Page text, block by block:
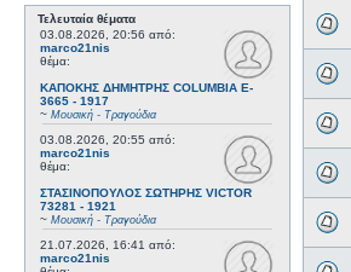
Τελευταία θέματα
03.08.2026, 20:56 από:
marco21nis
θέμα:
ΚΑΠΟΚΗΣ ΔΗΜΗΤΡΗΣ COLUMBIA E-
3665 - 1917
~ Μουσική - Τραγούδια
03.08.2026, 20:55 από:
marco21nis
θέμα:
ΣΤΑΣΙΝΟΠΟΥΛΟΣ ΣΩΤΗΡΗΣ VICTOR
73281 - 1921
~ Μουσική - Τραγούδια
21.07.2026, 16:41 από:
marco21nis